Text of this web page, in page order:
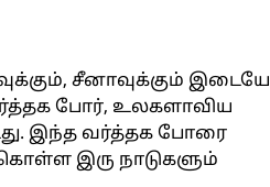
சீனாவுக்கும் இடையே
போர், உலகளாவிய
இந்த வர்த்தக போரை
இரு நாடுகளும்